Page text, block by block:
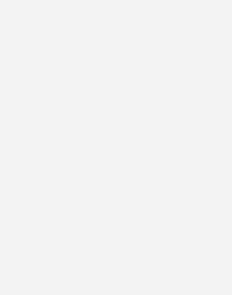
des Mindestabstands von
Tröpfcheninfektion mit SARS-CoV-2-